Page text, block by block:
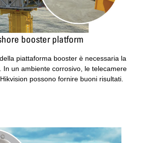
booster platform
piattaforma booster è necessaria la
In un ambiente corrosivo, le telecamere
possono fornire buoni risultati.